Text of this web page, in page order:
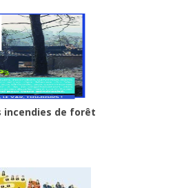
incendies de forêt